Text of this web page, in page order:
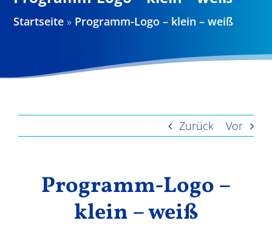
Projekte
Startseite » Programm-Logo – klein – weiß
Zurück Vor
Programm-Logo –
klein – weiß